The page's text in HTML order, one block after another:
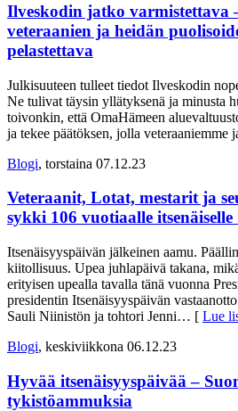
Ilveskodin jatko varmistettava
veteraanien ja heidän
pelastettava
Julkisuuteen tulleet tiedot Ilveskodin
Ne tulivat täysin yllätyksenä ja minusta
toivonkin, että OmaHämeen
ja tekee päätöksen, jolla veteraaniemme
Blogi, torstaina 07.12.23
Veteraanit, Lotat, mestarit ja
sykki 106 vuotiaalle itsenäiselle
Itsenäisyyspäivän jälkeinen aamu.
kiitollisuus. Upea juhlapäivä takana,
erityisen upealla tavalla tänä vuonna
presidentin Itsenäisyyspäivän
Sauli Niinistön ja tohtori Jenni… [ Lue
Blogi, keskiviikkona 06.12.23
Hyvää itsenäisyyspäivää –
tykistö­ammuksia